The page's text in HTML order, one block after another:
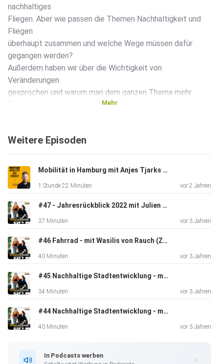
nachhaltiges
Fliegen. Aber wie passen die Themen Nachhaltigkeit und
Fliegen
überhaupt zusammen und welche Wege müssen dafür
gegangen werden?
Außerdem haben wir über die Wichtigkeit von
Veränderungen
gesprochen und warum man dem ganzen Thema mehr
MOIA ist ein elektrischer Mobilitätsanbieter in Hamburg
und
Hannover. Wir bringen mit Ridesharing Nutzerinnen von A
B und stellen sicher, dass Nutzerinner, die einen ähnlichen
Weg
Straßenstruktur in
den Städten effizienter nutzen, Emissionen vermeiden und
Mehr
Weitere Episoden
Mobilität in Hamburg mit Anjes Tjarks und Kaitlyn
1 Stunde 22 Minuten vor 2 Jahren
#47 - Jahresrückblick 2022 mit Julien & Sophia
37 Minuten vor 3 Jahren
#46 Fahrrad - mit Wasilis von Rauch (Zukunft Fahrrad)
40 Minuten vor 3 Jahren
#45 Nachhaltige Stadtentwicklung - mit Maximilian Schnizer (Bayrische Hausbau)
34 Minuten vor 3 Jahren
#44 Nachhaltige Stadtentwicklung - mit Martha Marisa Wanat
40 Minuten vor 3 Jahren
In Podcasts werben